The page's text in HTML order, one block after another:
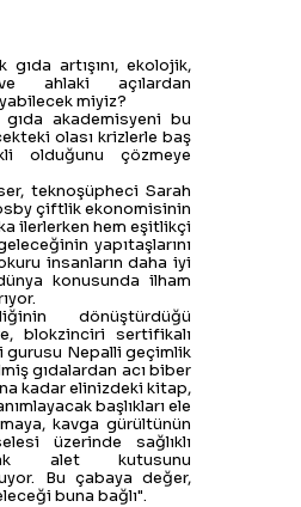
artışını, ekolojik,
ahlaki açılardan
miyiz?
akademisyeni bu
olası krizlerle baş
olduğunu çözmeye
teknoşüpheci Sarah
çiftlik ekonomisinin
ilerlerken hem eşitlikçi
yapıtaşlarını
insanların daha iyi
konusunda ilham
dönüştürdüğü
blokzinciri sertifikalı
gurusu Nepalli geçimlik
gıdalardan acı biber
kadar elinizdeki kitap,
başlıkları ele
kavga gürültünün
üzerinde sağlıklı
alet kutusunu
Bu çabaya değer,
buna bağlı".